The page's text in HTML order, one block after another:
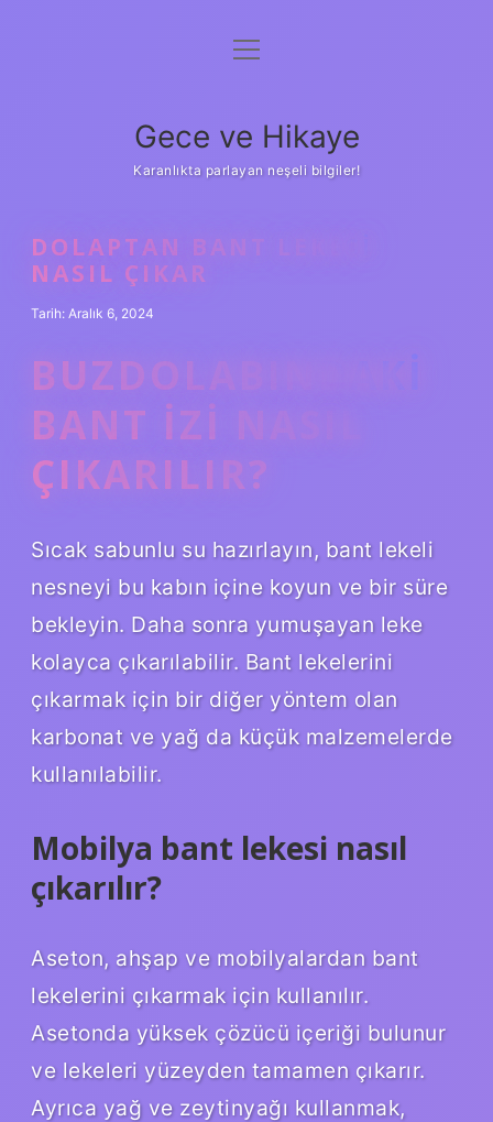
Anasayfa
Yasal Uyarı
menüyü
Gece ve Hikaye
Karanlıkta parlayan neşeli bilgiler!
DOLAPTAN BANT LEKESI
NASIL ÇIKAR
Tarih: Aralık 6, 2024
BUZDOLABINDAKI
BANT IZI NASIL
ÇIKARILIR?
Sıcak sabunlu su hazırlayın, bant lekeli
nesneyi bu kabın içine koyun ve bir süre
bekleyin. Daha sonra yumuşayan leke
kolayca çıkarılabilir. Bant lekelerini
çıkarmak için bir diğer yöntem olan
karbonat ve yağ da küçük malzemelerde
kullanılabilir.
Mobilya bant lekesi nasıl
çıkarılır?
Aseton, ahşap ve mobilyalardan bant
lekelerini çıkarmak için kullanılır.
Asetonda yüksek çözücü içeriği bulunur
ve lekeleri yüzeyden tamamen çıkarır.
Ayrıca yağ ve zeytinyağı kullanmak,